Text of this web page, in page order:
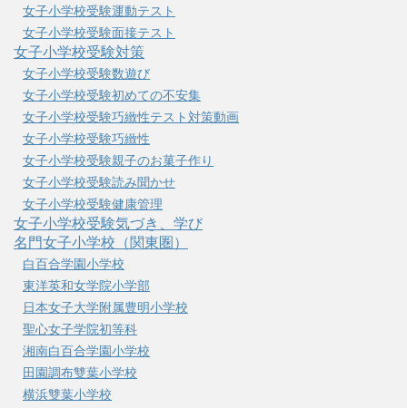
女子小学校受験運動テスト
女子小学校受験面接テスト
女子小学校受験対策
女子小学校受験数遊び
女子小学校受験初めての不安集
女子小学校受験巧緻性テスト対策動画
女子小学校受験巧緻性
女子小学校受験親子のお菓子作り
女子小学校受験読み聞かせ
女子小学校受験健康管理
女子小学校受験気づき、学び
名門女子小学校（関東圏）
白百合学園小学校
東洋英和女学院小学部
日本女子大学附属豊明小学校
聖心女子学院初等科
湘南白百合学園小学校
田園調布雙葉小学校
横浜雙葉小学校